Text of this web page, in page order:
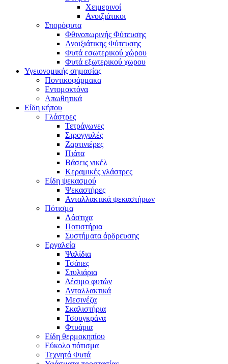
Χειμερινοί
Ανοιξιάτικοι
Σπορόφυτα
Φθινοπωρινής Φύτευσης
Ανοιξιάτικης Φύτευσης
Φυτά εσωτερικού χώρου
Φυτά εξωτερικού χωρου
Υγειονομικής σημασίας
Ποντικοφάρμακα
Εντομοκτόνα
Απωθητικά
Είδη κήπου
Γλάστρες
Τετράγωνες
Στρογγυλές
Ζαρτινιέρες
Πιάτα
Βάσεις νικέλ
Κεραμικές γλάστρες
Είδη ψεκασμού
Ψεκαστήρες
Ανταλλακτικά ψεκαστήρων
Πότισμα
Λάστιχα
Ποτιστήρια
Συστήματα άρδρευσης
Εργαλεία
Ψαλίδια
Τσάπες
Στυλιάρια
Δέσιμο φυτών
Ανταλλακτικά
Μεσινέζα
Σκαλιστήρια
Τσουγκράνα
Φτυάρια
Είδη θερμοκηπίου
Εύκολο πότισμα
Τεχνητά Φυτά